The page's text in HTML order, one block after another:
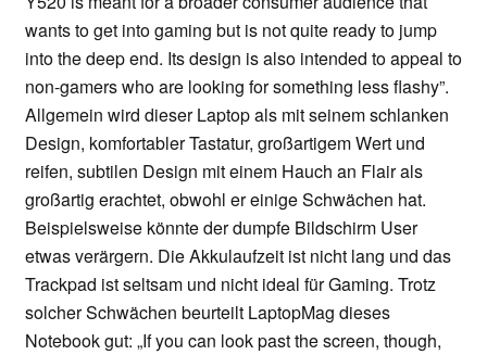
wants to get into gaming but is not quite ready to jump
into the deep end. Its design is also intended to appeal to
non-gamers who are looking for something less flashy”.
Allgemein wird dieser Laptop als mit seinem schlanken
Design, komfortabler Tastatur, großartigem Wert und
reifen, subtilen Design mit einem Hauch an Flair als
großartig erachtet, obwohl er einige Schwächen hat.
Beispielsweise könnte der dumpfe Bildschirm User
etwas verärgern. Die Akkulaufzeit ist nicht lang und das
Trackpad ist seltsam und nicht ideal für Gaming. Trotz
solcher Schwächen beurteilt LaptopMag dieses
Notebook gut: „If you can look past the screen, though,